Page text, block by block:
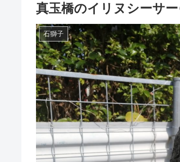
真玉橋のイリヌシーサ
石獅子